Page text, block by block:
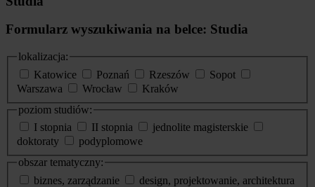
Formularz wyszukiwania na belce: Studia
lokalizacja:
Katowice
Poznań Rzeszów
Sopot
Warszawa
Wrocław
Kraków
poziom studiów:
I stopnia
II stopnia
jednolite magisterskie
doktoraty
podyplomowe
obszar tematyczny:
biznes, zarządzanie
design, projektowanie, architektura